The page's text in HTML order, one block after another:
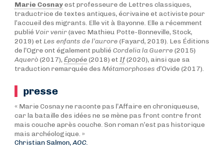
Marie Cosnayest professeure de Lettres classiques,
traductrice de textes antiques, écrivaine et activiste pour
l’accueil des migrants. Elle vit à Bayonne. Elle a récemment
publié Voir venir(avec Mathieu Potte-Bonneville, Stock,
2019) et Les enfants de l’aurore(Fayard, 2019). Les Éditions
de l’Ogre ont également publié Cordelia la Guerre(2015)
Aquerò(2017), Épopée(2018) et If(2020), ainsi que sa
traduction remarquée des Métamorphoses d’Ovide (2017).
presse
« Marie Cosnay ne raconte pas l’Affaire en chroniqueuse,
car la bataille des idées ne se mène pas front contre front
mais couche après couche. Son roman n’est pas historique
mais archéologique. »
Christian Salmon,AOC.